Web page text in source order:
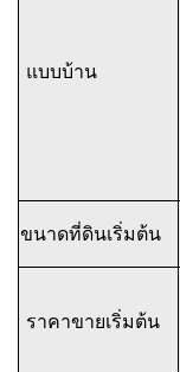
แบบบ้าน
ขนาดที่ดินเริ่มต้น
ราคาขายเริ่มต้น